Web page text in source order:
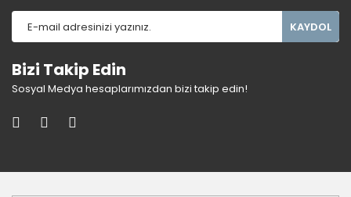
KAYDOL
Bizi Takip Edin
Sosyal Medya hesaplarımızdan bizi takip edin!